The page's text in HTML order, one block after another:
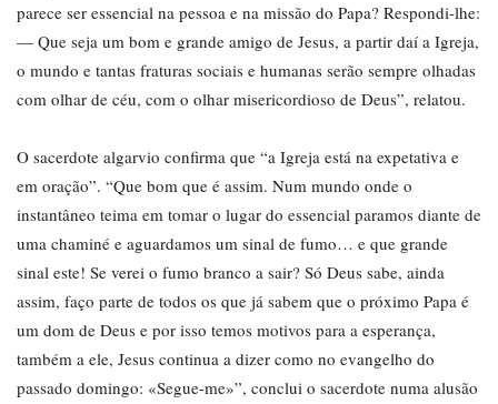
parece ser essencial na pessoa e na missão do Papa? Respondi-lhe:
— Que seja um bom e grande amigo de Jesus, a partir daí a Igreja,
o mundo e tantas fraturas sociais e humanas serão sempre olhadas
com olhar de céu, com o olhar misericordioso de Deus”, relatou.
O sacerdote algarvio confirma que “a Igreja está na expetativa e
em oração”. “Que bom que é assim. Num mundo onde o
instantâneo teima em tomar o lugar do essencial paramos diante de
uma chaminé e aguardamos um sinal de fumo… e que grande
sinal este! Se verei o fumo branco a sair? Só Deus sabe, ainda
assim, faço parte de todos os que já sabem que o próximo Papa é
um dom de Deus e por isso temos motivos para a esperança,
também a ele, Jesus continua a dizer como no evangelho do
passado domingo: «Segue-me»”, conclui o sacerdote numa alusão